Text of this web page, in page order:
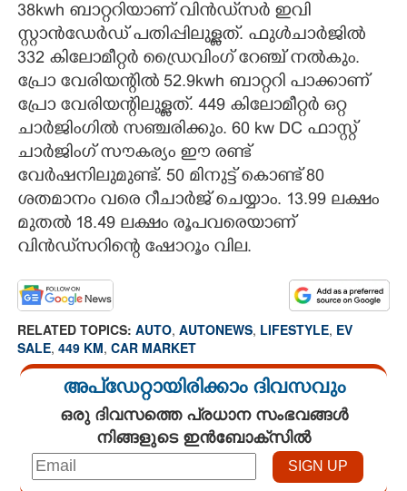
38kwh ബാറ്ററിയാണ് വിൻഡ്‌സർ ഇവി
സ്റ്റാൻ‌ഡേർഡ് പതിപ്പിലുള്ളത്. ഫുൾചാർജിൽ
332 കിലോമീറ്റർ ഡ്രൈവിംഗ് റേഞ്ച് നൽകും.
പ്രോ വേരിയന്റിൽ 52.9kwh ബാറ്ററി പാക്കാണ്
പ്രോ വേരിയന്റിലുള്ളത്. 449 കിലോമീറ്റർ ഒറ്റ
ചാർജിംഗിൽ സഞ്ചരിക്കും. 60 kw DC ഫാസ്റ്റ്
ചാർജിംഗ് സൗകര്യം ഈ രണ്ട്
വേർഷനിലുമുണ്ട്. 50 മിനുട്ട് കൊണ്ട് 80
ശതമാനം വരെ റീചാർജ് ചെയ്യാം. 13.99 ലക്ഷം
മുതൽ 18.49 ലക്ഷം രൂപവരെയാണ്
വിൻഡ്‌സറിന്റെ ഷോറൂം വില.
RELATED TOPICS: AUTO, AUTONEWS, LIFESTYLE, EV
SALE, 449 KM, CAR MARKET
അപ്ഡേറ്റായിരിക്കാം ദിവസവും
ഒരു ദിവസത്തെ പ്രധാന സംഭവങ്ങൾ
നിങ്ങളുടെ ഇൻബോക്സിൽ